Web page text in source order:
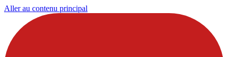
Aller au contenu principal